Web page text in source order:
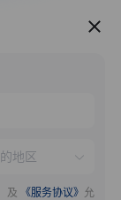
服务推荐
及 《服务协议》 允